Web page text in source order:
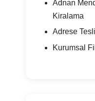
Adnan
Kiralama
Adrese
Kurumsal